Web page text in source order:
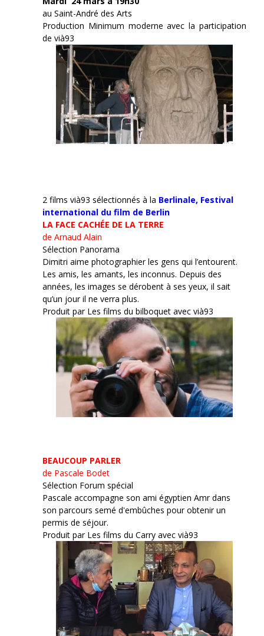
au Saint-André des Arts
Production Minimum moderne avec la participation
de vià93
2 films vià93 sélectionnés à la Berlinale, Festival
international du film de Berlin
LA FACE CACHÉE DE LA TERRE
de Arnaud Alain
Sélection Panorama
Dimitri aime photographier les gens qui l’entourent.
Les amis, les amants, les inconnus. Depuis des
années, les images se dérobent à ses yeux, il sait
qu’un jour il ne verra plus.
Produit par Les films du bilboquet avec vià93
BEAUCOUP PARLER
de Pascale Bodet
Sélection Forum spécial
Pascale accompagne son ami égyptien Amr dans
son parcours semé d'embûches pour obtenir un
permis de séjour.
Produit par Les films du Carry avec vià93